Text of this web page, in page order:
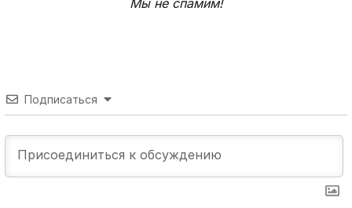
Мы не спамим!
Подписаться